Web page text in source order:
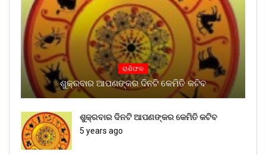
ରାଶିଫଳ
ଶୁକ୍ରବାର ଆପଣଙ୍କର ଦିନଟି କେମିତି କଟିବ
ଶୁକ୍ରବାର ଦିନଟି ଆପଣଙ୍କର କେମିତି କଟିବ
5 years ago